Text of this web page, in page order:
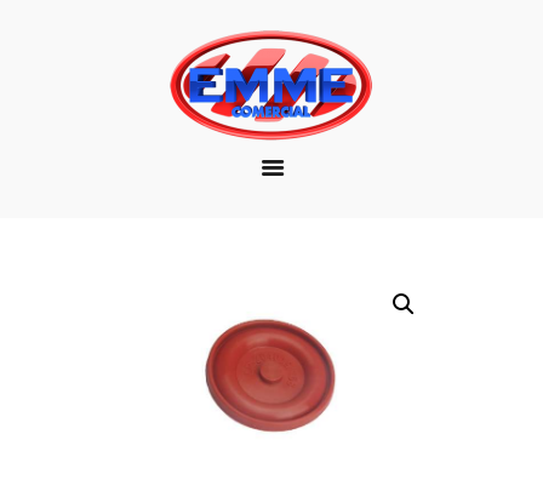
EMPRESA
MARCAS
PRODUTOS